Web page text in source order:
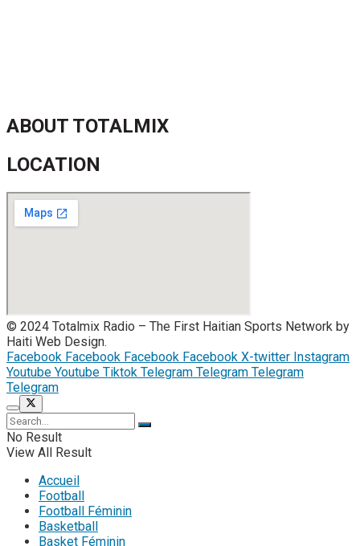
ABOUT TOTALMIX
LOCATION
© 2024 Totalmix Radio – The First Haitian Sports Network by
Haiti Web Design.
Facebook Facebook Facebook Facebook X-twitter Instagram
Youtube Youtube Tiktok Telegram Telegram Telegram
Telegram
No Result
View All Result
Accueil
Football
Football Féminin
Basketball
Basket Féminin